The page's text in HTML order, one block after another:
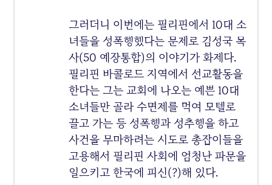
그러더니 이번에는 필리핀에서 10대 소
녀들을 성폭행했다는 문제로 김성국 목
사(50 예장통합)의 이야기가 화제다.
필리핀 바콜로드 지역에서 선교활동을
한다는 그는 교회에 나오는 예쁜 10대
소녀들만 골라 수면제를 먹여 모텔로
끌고 가는 등 성폭행과 성추행을 하고
사건을 무마하려는 시도로 총잡이들을
고용해서 필리핀 사회에 엄청난 파문을
일으키고 한국에 피신(?)해 있다.